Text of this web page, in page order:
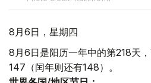
8月6日，星期四
8月6日是阳历一年中的第218天
147（闰年则还有148）。